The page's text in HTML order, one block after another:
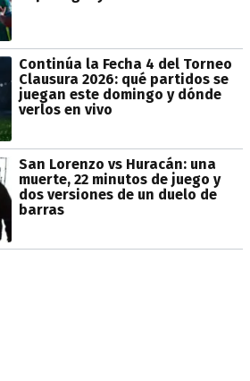
Continúa la Fecha 4 del Torneo
Clausura 2026: qué partidos se
juegan este domingo y dónde
verlos en vivo
San Lorenzo vs Huracán: una
muerte, 22 minutos de juego y
dos versiones de un duelo de
barras